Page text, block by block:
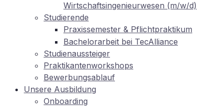
Wirtschaftsingenieurwesen (m/w/d)
Stu­die­ren­de
Pra­xis­se­mes­ter & Pflichtpraktikum
Ba­che­lor­ar­beit bei TecAlliance
Stu­di­en­aus­stei­ger
Prak­ti­kan­ten­work­shops
Be­wer­bungs­ab­lauf
Un­se­re Ausbildung
On­boar­ding